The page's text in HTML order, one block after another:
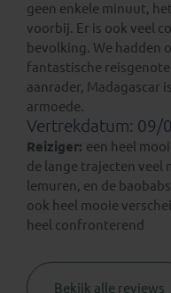
geen enkele minuut,
voorbij. Er is ook veel
bevolking. We hadden
fantastische
aanrader, Madagascar
armoede.
Vertrekdatum: 09/
Reiziger: een heel
de lange trajecten veel
lemuren, en de
ook heel mooie
heel confronterend
Bekijk alle reviews